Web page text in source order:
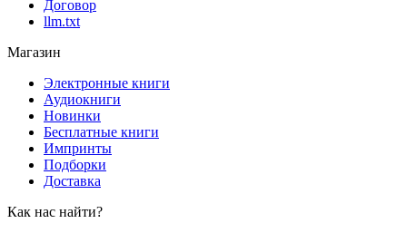
Договор
llm.txt
Магазин
Электронные книги
Аудиокниги
Новинки
Бесплатные книги
Импринты
Подборки
Доставка
Как нас найти?